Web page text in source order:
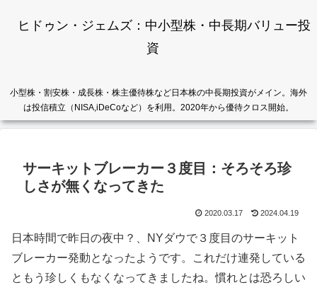
ヒドゥン・ジェムズ：中小型株・中長期バリュー投
資
小型株・割安株・成長株・株主優待株など日本株の中長期投資がメイン。海外
は投信積立（NISA,iDeCoなど）を利用。2020年から優待クロス開始。
サーキットブレーカー３度目：そろそろ珍
しさが無くなってきた
2020.03.17 2024.04.19
日本時間で昨日の夜中？、NYダウで３度目のサーキット
ブレーカー発動となったようです。これだけ連発している
ともう珍しくもなくなってきましたね。慣れとは恐ろしい